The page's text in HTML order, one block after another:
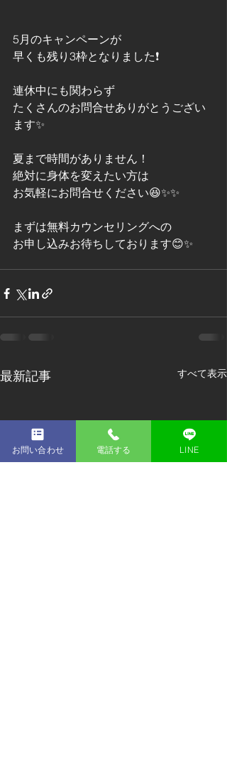
5月のキャンペーンが
早くも残り3枠となりました❗
連休中にも関わらず
たくさんのお問合せありがとうござい
ます✨
夏まで時間がありません！
絶対に身体を変えたい方は
お気軽にお問合せください😆✨✨
まずは無料カウンセリングへの
お申し込みお待ちしております😊✨
最新記事 すべて表示
お問い合わせ 電話する LINE